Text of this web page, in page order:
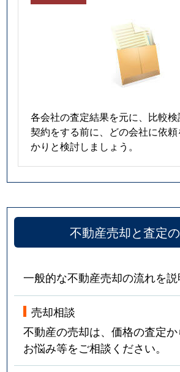
各会社の査定結果を元に、比較検
契約をする前に、どの会社に依
かりと検討しましょう。
不動産売却と査定
一般的な不動産売却の流れを説
売却相談
不動産の売却は、価格の査定か
お悩み等をご相談ください。